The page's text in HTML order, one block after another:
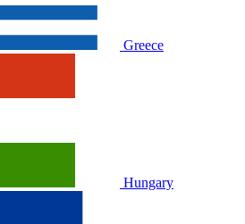
Greece
Hungary